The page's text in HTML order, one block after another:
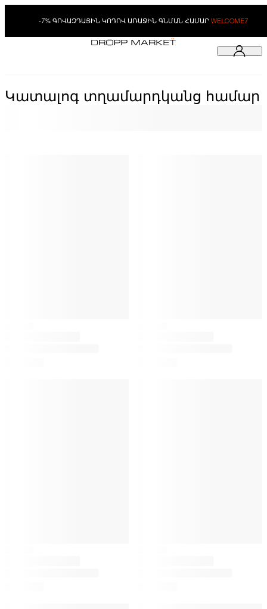
-7% ԳՈՎԱԶԴԱՅԻՆ ԿՈԴՈՎ ԱՌԱՋԻՆ ԳՆՄԱՆ ՀԱՄԱՐ WELCOME7
Կատալոգ տղամարդկանց համար